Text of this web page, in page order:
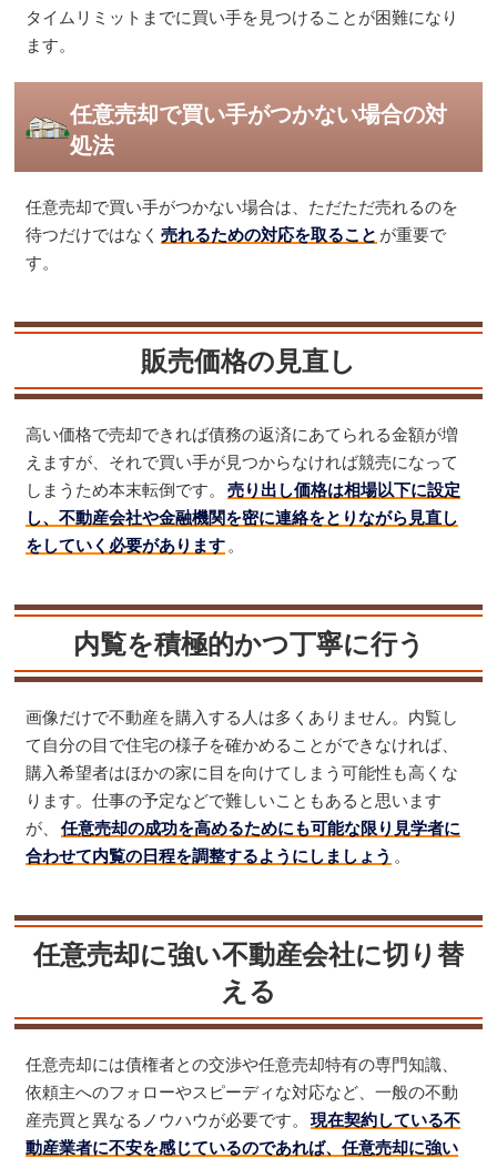
タイムリミットまでに買い手を見つけることが困難になり
ます。
任意売却で買い手がつかない場合の対
処法
任意売却で買い手がつかない場合は、ただただ売れるのを
待つだけではなく 売れるための対応を取ること が重要で
す。
販売価格の見直し
高い価格で売却できれば債務の返済にあてられる金額が増
えますが、それで買い手が見つからなければ競売になって
しまうため本末転倒です。
売り出し価格は相場以下に設定
し、不動産会社や金融機関を密に連絡をとりながら見直し
をしていく必要があります 。
内覧を積極的かつ丁寧に行う
画像だけで不動産を購入する人は多くありません。内覧し
て自分の目で住宅の様子を確かめることができなければ、
購入希望者はほかの家に目を向けてしまう可能性も高くな
ります。仕事の予定などで難しいこともあると思います
が、
任意売却の成功を高めるためにも可能な限り見学者に
合わせて内覧の日程を調整するようにしましょう 。
任意売却に強い不動産会社に切り替
える
任意売却には債権者との交渉や任意売却特有の専門知識、
依頼主へのフォローやスピーディな対応など、一般の不動
産売買と異なるノウハウが必要です。
現在契約している不
動産業者に不安を感じているのであれば、任意売却に強い